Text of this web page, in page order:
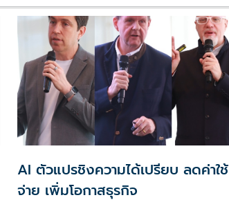
AI ตัวแปรชิงความได้เปรียบ ลดค่าใช้
จ่าย เพิ่มโอกาสธุรกิจ